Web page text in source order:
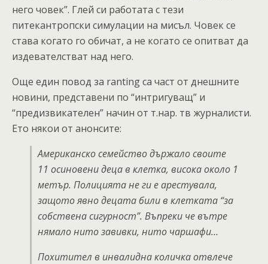
него човек”. Глей си работата с тези
питекантропски симулации на мисъл. Човек се
става когато гo обичат, а не когато се опитват да
издевателстват над него.
Още един повод за ranting са част от днешните
новини, представени по “интригуващ” и
“предизвикателен” начин от т.нар. тв журналисти.
Ето някои от анонсите:
Американско семейство държало своите
11 осиновени деца в клетка, висока около 1
метър. Полицията не ги е арестувала,
защото явно децата били в клетката “за
собствена сигурност”. Въпреки че вътре
нямало нито завивки, нито чаршафи…
Похитител в инвалидна количка отвлече